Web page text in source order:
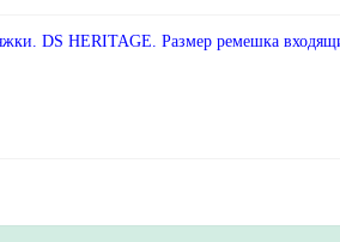
DS HERITAGE. Размер ремешка